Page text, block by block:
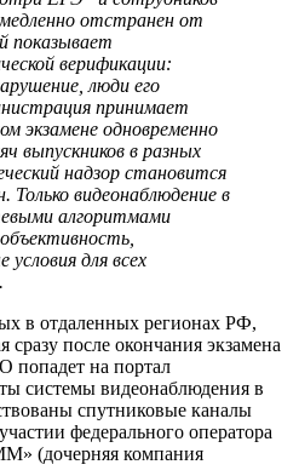
отстранен от
показывает
верификации:
люди его
принимает
экзамене одновременно
выпускников в разных
надзор становится
Только видеонаблюдение в
алгоритмами
для всех
в отдаленных регионах РФ,
сразу после окончания экзамена
попадет на портал
системы видеонаблюдения в
спутниковые каналы
федерального оператора
(дочерняя компания